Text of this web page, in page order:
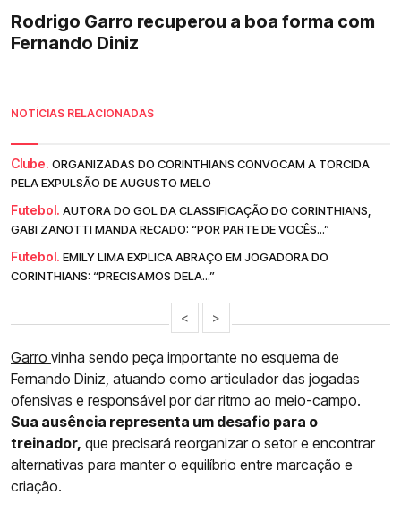
Rodrigo Garro recuperou a boa forma com
Fernando Diniz
NOTÍCIAS RELACIONADAS
Clube. ORGANIZADAS DO CORINTHIANS CONVOCAM A TORCIDA
PELA EXPULSÃO DE AUGUSTO MELO
Futebol. AUTORA DO GOL DA CLASSIFICAÇÃO DO CORINTHIANS,
GABI ZANOTTI MANDA RECADO: “POR PARTE DE VOCÊS...”
Futebol. EMILY LIMA EXPLICA ABRAÇO EM JOGADORA DO
CORINTHIANS: “PRECISAMOS DELA...”
< >
Garro vinha sendo peça importante no esquema de
Fernando Diniz, atuando como articulador das jogadas
ofensivas e responsável por dar ritmo ao meio-campo.
Sua ausência representa um desafio para o
treinador, que precisará reorganizar o setor e encontrar
alternativas para manter o equilíbrio entre marcação e
criação.